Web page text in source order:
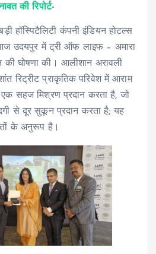
की रिपोर्ट-
हॉस्पिटैलिटी कंपनी इंडियन होटल्स
उदयपुर में ट्री ऑफ लाइफ – अमारा
की घोषणा की। आलीशान अरावली
रिट्रीट प्राकृतिक परिवेश में आराम
सहज मिश्रण प्रदान करता है, जो
से दूर सुकून प्रदान करता है; यह
के अनुरूप है।